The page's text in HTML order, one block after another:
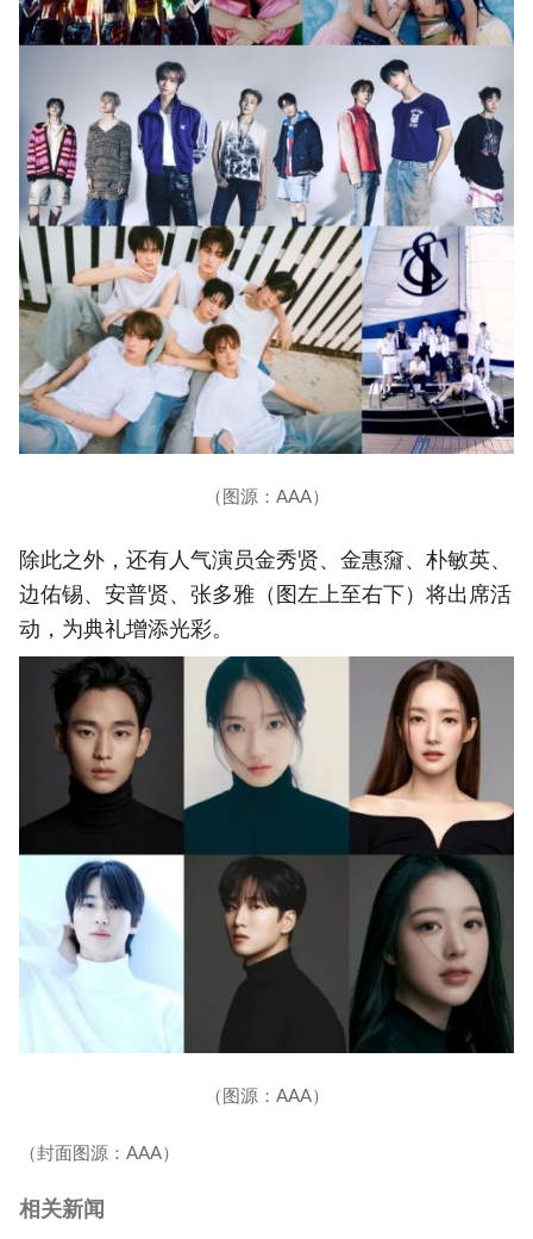
（图源：AAA）
除此之外，还有人气演员金秀贤、金惠奫、朴敏英、
边佑锡、安普贤、张多雅（图左上至右下）将出席活
动，为典礼增添光彩。
（图源：AAA）
（封面图源：AAA）
相关新闻